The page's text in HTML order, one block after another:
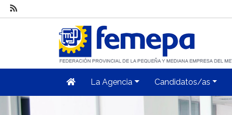
La Agencia Candidatos/as